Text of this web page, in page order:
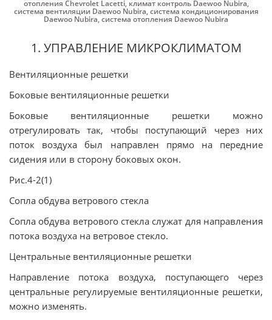
отопления Chevrolet Lacetti,климат контроль Daewoo Nubira,
система вентиляции Daewoo Nubira,система кондиционирования
Daewoo Nubira,система отопления Daewoo Nubira
1. УПРАВЛЕНИЕ МИКРОКЛИМАТОМ
Вентиляционные решетки
Боковые вентиляционные решетки
Боковые вентиляционные решетки можно
отрегулировать так, чтобы поступающий через них
поток воздуха был направлен прямо на передние
сидения или в сторону боковых окон.
Рис.4-2(1)
Сопла обдува ветрового стекла
Сопла обдува ветрового стекла служат для направления
потока воздуха на ветровое стекло.
Центральные вентиляционные решетки
Направление потока воздуха, поступающего через
центральные регулируемые вентиляционные решетки,
можно изменять.